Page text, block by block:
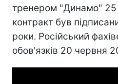
тренером "Динамо" 25
контракт був
роки. Російський
обов'язків 20 червня